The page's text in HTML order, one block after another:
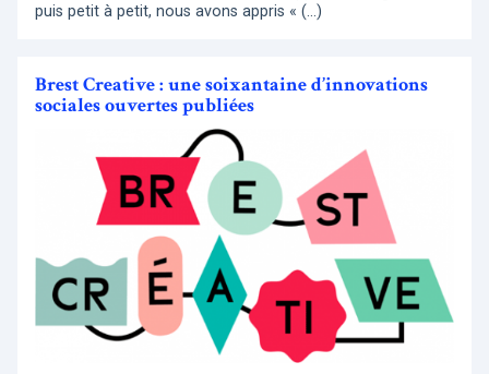
puis petit à petit, nous avons appris « (…)
Brest Creative : une soixantaine d’innovations
sociales ouvertes publiées